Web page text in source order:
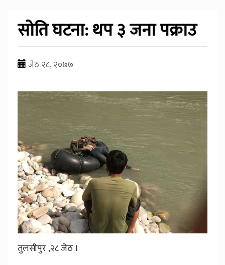
साेति घटना: थप ३ जना पक्राउ
जेठ २८, २०७७
तुलसीपुर ,२८ जेठ ।